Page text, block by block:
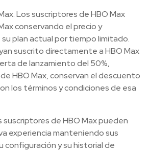
Los suscriptores de HBO Max
conservando el precio y
plan actual por tiempo limitado.
suscrito directamente a HBO Max
de lanzamiento del 50%,
HBO Max, conservan el descuento
los términos y condiciones de esa
de HBO Max pueden
experiencia manteniendo sus
configuración y su historial de